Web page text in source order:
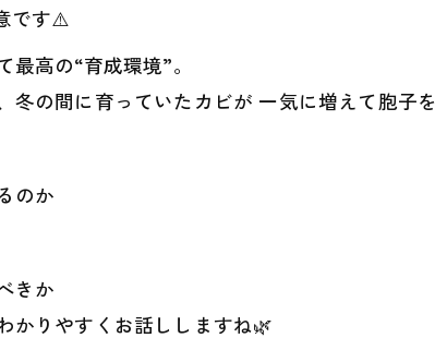
です⚠️
高の“育成環境”。
冬の間に育っていたカビが 一気に増えて胞子
のか
きか
かりやすくお話ししますね🌿